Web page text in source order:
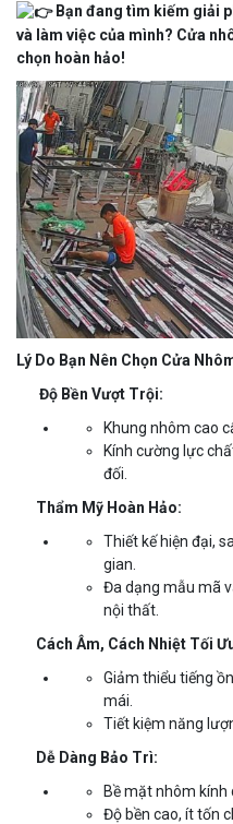
Bạn đang tìm kiếm giải
và làm việc của mình? Cửa
chọn hoàn hảo!
Lý Do Bạn Nên Chọn Cửa
Độ Bền Vượt Trội:
Khung nhôm cao
Kính cường lực
đối.
Thẩm Mỹ Hoàn Hảo:
Thiết kế hiện đại,
gian.
Đa dạng mẫu mã
nội thất.
Cách Âm, Cách Nhiệt Tối
Giảm thiểu tiếng
mái.
Tiết kiệm năng
Dễ Dàng Bảo Trì:
Bề mặt nhôm kính
Độ bền cao, ít tốn